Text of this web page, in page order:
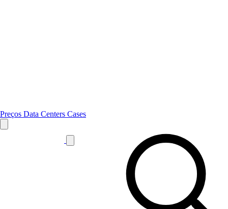
Preços Data Centers Cases